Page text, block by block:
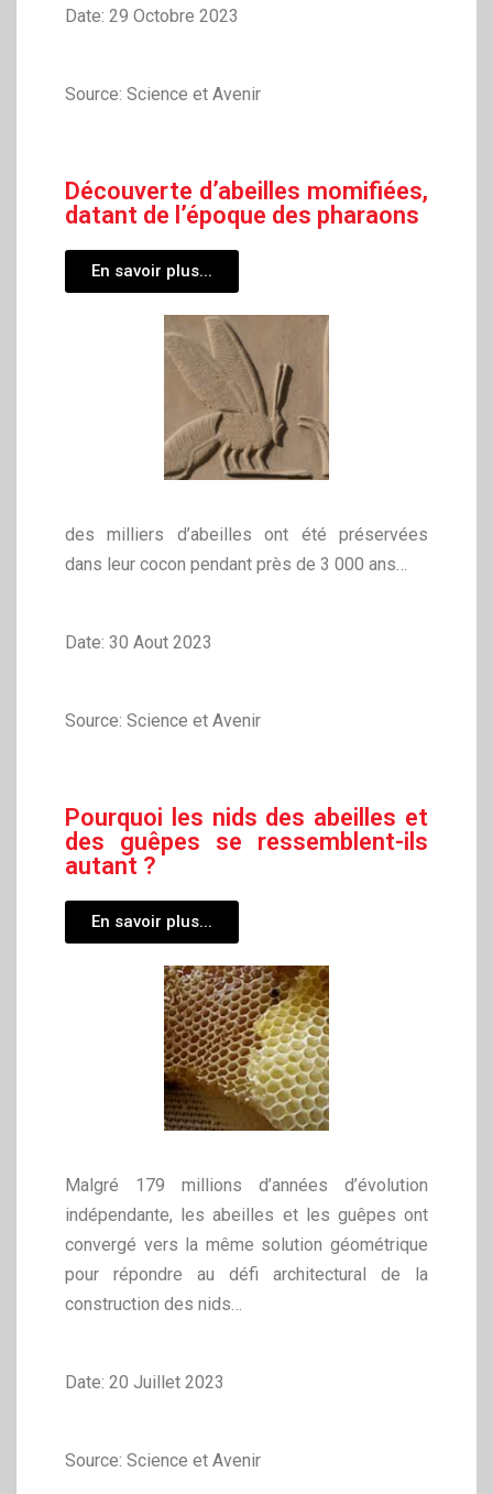
Date: 29 Octobre 2023
Source: Science et Avenir
Découverte d’abeilles momifiées,
datant de l’époque des pharaons
En savoir plus...
des milliers d’abeilles ont été préservées
dans leur cocon pendant près de 3 000 ans…
Date: 30 Aout 2023
Source: Science et Avenir
Pourquoi les nids des abeilles et
des guêpes se ressemblent-ils
autant ?
En savoir plus...
Malgré 179 millions d’années d’évolution
indépendante, les abeilles et les guêpes ont
convergé vers la même solution géométrique
pour répondre au défi architectural de la
construction des nids…
Date: 20 Juillet 2023
Source: Science et Avenir